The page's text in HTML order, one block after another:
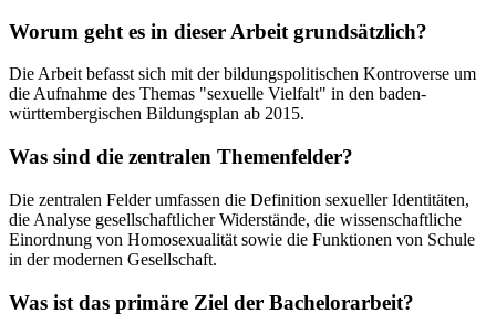
Worum geht es in dieser Arbeit grundsätzlich?
Die Arbeit befasst sich mit der bildungspolitischen Kontroverse um
die Aufnahme des Themas "sexuelle Vielfalt" in den baden-
württembergischen Bildungsplan ab 2015.
Was sind die zentralen Themenfelder?
Die zentralen Felder umfassen die Definition sexueller Identitäten,
die Analyse gesellschaftlicher Widerstände, die wissenschaftliche
Einordnung von Homosexualität sowie die Funktionen von Schule
in der modernen Gesellschaft.
Was ist das primäre Ziel der Bachelorarbeit?